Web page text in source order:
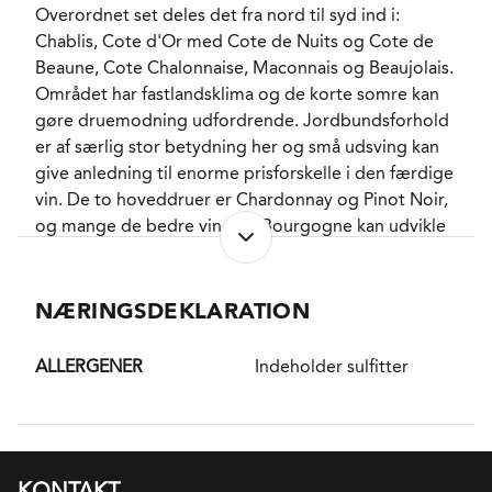
sidst tappes på flaske.
En dejlig Santenay til den lidt mørke side hvor der er
skruet pænt op for alle Pinot Noirs ellers sarte
herligheder. Dejlig frugtig med de velkendte noter
af pæon, modne jordbær, ribs og kirsebær, der her
bliver klædt fint på af blandt andet flødechokolade
og lakridsrod fra den velafstemte fadlagring.
Kompleks og nærmest intens, men stadig ikke uden
elegance fordi nogle venligsindede tanniner og en
friskhed.
Hvis det skulle være er der her pondus nok til en
Overordnet set deles det fra nord til syd ind i:
Chablis, Cote d'Or med Cote de Nuits og Cote de
Beaune, Cote Chalonnaise, Maconnais og Beaujolais.
Området har fastlandsklima og de korte somre kan
gøre druemodning udfordrende. Jordbundsforhold
er af særlig stor betydning her og små udsving kan
give anledning til enorme prisforskelle i den færdige
vin. De to hoveddruer er Chardonnay og Pinot Noir,
og mange de bedre vine fra Bourgogne kan udvikle
sig adskillige år i flasken. I Maconnais dyrkes den
stort set kun fokuserer på den blå drue Gamay.
DISTRIKT
NÆRINGSDEKLARATION
ALLERGENER Indeholder sulfitter